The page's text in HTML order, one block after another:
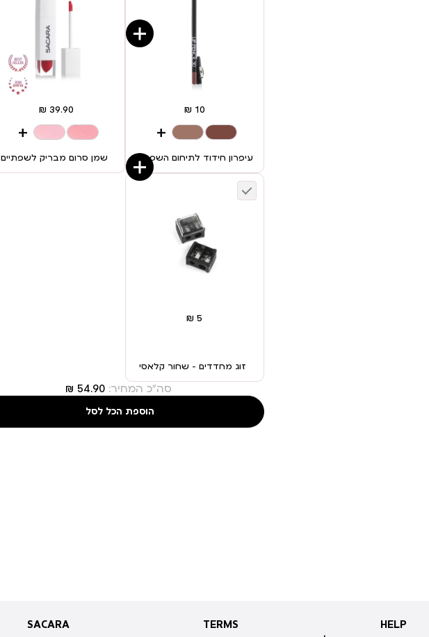
עיפרון חידוד לתיחום השפתיים
+
שמן סרום מבריק לשפתיים
+
זוג מחדדים – שחור קלאסי
סה"כ המחיר:
הוספת הכל לסל
HELP
HELP
TERMS
TERMS
SACARA
SACARA